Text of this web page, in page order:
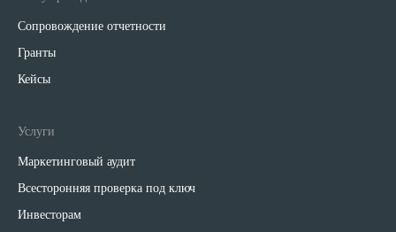
Сопровождение отчетности
Гранты
Кейсы
Услуги
Маркетинговый аудит
Всесторонняя проверка под ключ
Инвесторам